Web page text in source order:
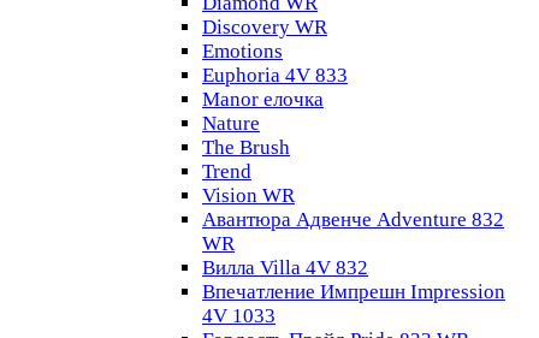
Discovery WR
Emotions
Euphoria 4V 833
Manor елочка
Nature
The Brush
Trend
Vision WR
Авантюра Адвенче Adventure 832
WR
Вилла Villa 4V 832
Впечатление Импрешн Impression
4V 1033